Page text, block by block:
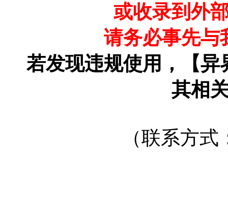
或收录到外
请务必事先与
若发现违规使用，【
其相
（联系方